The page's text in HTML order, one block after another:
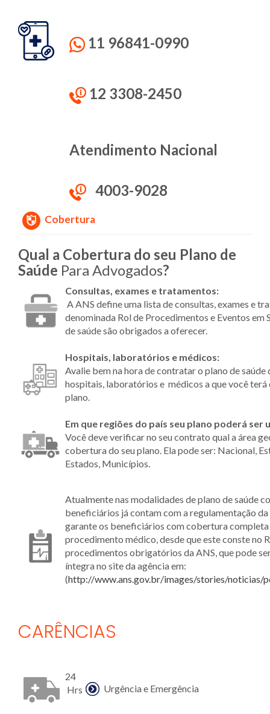
11 96841-0990
12 3308-2450
Atendimento Nacional
4003-9028
Cobertura
Qual a Cobertura do seu Plano de
Saúde Para Advogados?
Consultas, exames e tratamentos:
A ANS define uma lista de consultas, exames e
denominada Rol de Procedimentos e Eventos em
de saúde são obrigados a oferecer.
Hospitais, laboratórios e médicos:
Avalie bem na hora de contratar o plano de saúde
hospitais, laboratórios e médicos a que você terá
plano.
Em que regiões do país seu plano poderá ser
Você deve verificar no seu contrato qual a área
cobertura do seu plano. Ela pode ser: Nacional,
Estados, Municípios.
Atualmente nas modalidades de plano de saúde
beneficiários já contam com a regulamentação
garante os beneficiários com cobertura
procedimento médico, desde que este conste no
procedimentos obrigatórios da ANS, que pode
íntegra no site da agência em:
(http://www.ans.gov.br/images/stories/noticias/
CARÊNCIAS
24
Hrs
Urgência e Emergência